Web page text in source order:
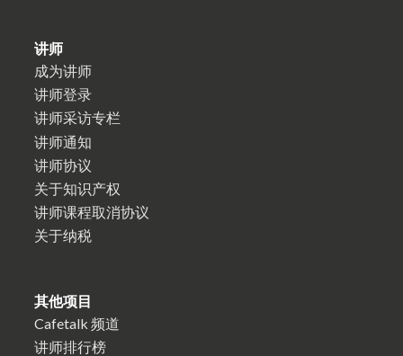
讲师
成为讲师
讲师登录
讲师采访专栏
讲师通知
讲师协议
关于知识产权
讲师课程取消协议
关于纳税
其他项目
Cafetalk 频道
讲师排行榜